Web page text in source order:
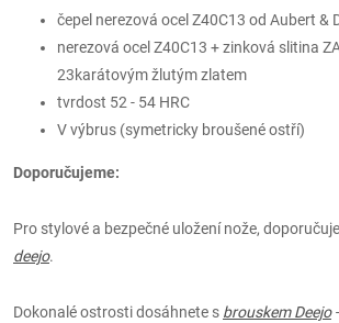
čepel nerezová ocel Z40C13 od Aubert &
nerezová ocel Z40C13 + zinková slitina
23karátovým žlutým zlatem
tvrdost 52 - 54 HRC
V výbrus (symetricky broušené ostří)
Doporučujeme:
Pro stylové a bezpečné uložení nože,
deejo.
Dokonalé ostrosti dosáhnete s brouskem Deejo